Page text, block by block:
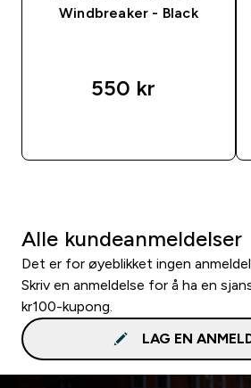
Windbreaker - Black
550 kr‎
Alle kundeanmeldelser
Det er for øyeblikket ingen
Skriv en anmeldelse for å ha en
kr100-kupong.
LAG EN